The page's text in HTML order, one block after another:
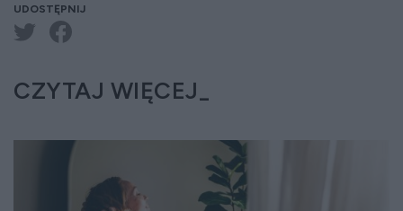
UDOSTĘPNIJ
CZYTAJ WIĘCEJ